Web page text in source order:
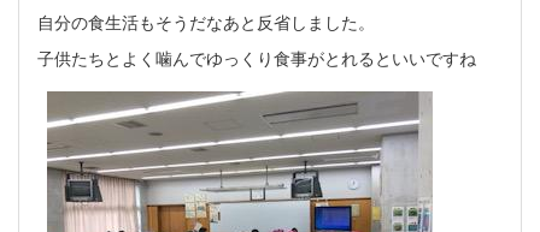
自分の食生活もそうだなあと反省しました。
子供たちとよく噛んでゆっくり食事がとれるといいですね